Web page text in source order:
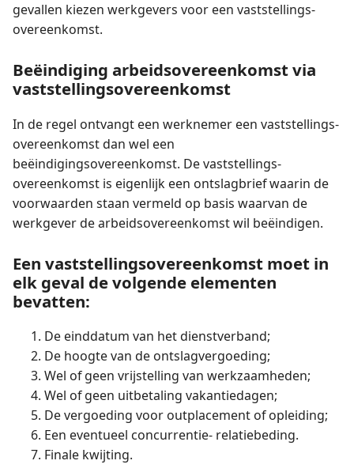
gevallen kiezen werkgevers voor een vaststellings­
overeenkomst.
Beëindiging arbeidsovereenkomst via
vaststellings­overeenkomst
In de regel ontvangt een werknemer een vaststellings­
overeenkomst dan wel een
beëindigingsovereenkomst. De vaststellings­
overeenkomst is eigenlijk een ontslagbrief waarin de
voorwaarden staan vermeld op basis waarvan de
werkgever de arbeidsovereenkomst wil beëindigen.
Een vaststellings­overeenkomst moet in
elk geval de volgende elementen
bevatten:
De einddatum van het dienstverband;
De hoogte van de ontslagvergoeding;
Wel of geen vrijstelling van werkzaamheden;
Wel of geen uitbetaling vakantiedagen;
De vergoeding voor outplacement of opleiding;
Een eventueel concurrentie- relatiebeding.
Finale kwijting.